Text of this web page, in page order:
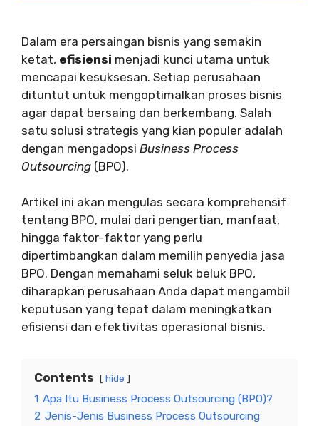
Dalam era persaingan bisnis yang semakin
ketat, efisiensi menjadi kunci utama untuk
mencapai kesuksesan. Setiap perusahaan
dituntut untuk mengoptimalkan proses bisnis
agar dapat bersaing dan berkembang. Salah
satu solusi strategis yang kian populer adalah
dengan mengadopsi Business Process
Outsourcing (BPO).
Artikel ini akan mengulas secara komprehensif
tentang BPO, mulai dari pengertian, manfaat,
hingga faktor-faktor yang perlu
dipertimbangkan dalam memilih penyedia jasa
BPO. Dengan memahami seluk beluk BPO,
diharapkan perusahaan Anda dapat mengambil
keputusan yang tepat dalam meningkatkan
efisiensi dan efektivitas operasional bisnis.
Contents hide
1 Apa Itu Business Process Outsourcing (BPO)?
2 Jenis-Jenis Business Process Outsourcing